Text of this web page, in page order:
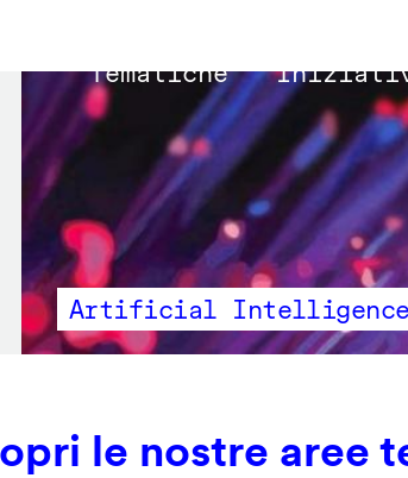
Main
navigation
Tematiche
Artificial Intelligence
le nostre aree